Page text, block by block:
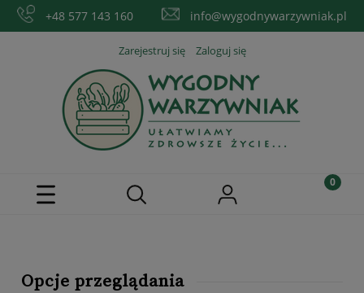
+48 577 143 160 info@wygodnywarzywniak.pl
Zarejestruj się Zaloguj się
Opcje przeglądania